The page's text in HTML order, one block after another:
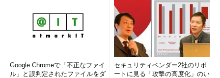
この問題に対処するには、自社のプロダクトを問題解決に利用
する人々を助けることに改めて焦点を合わせる必要がある。顧客
中心も素晴らしいアプローチだが、顧客に寄り添うことこそが成
功する道だ。顧客に近づき、顧客がどんな目標を達成しようとし
ているかを理解し、達成を支援する。
Google Chromeで「不正なファイ
ル」と誤判定されたファイルをダ
セキュリティベンダー2社のリポ
ートに見る「攻撃の高度化」のい